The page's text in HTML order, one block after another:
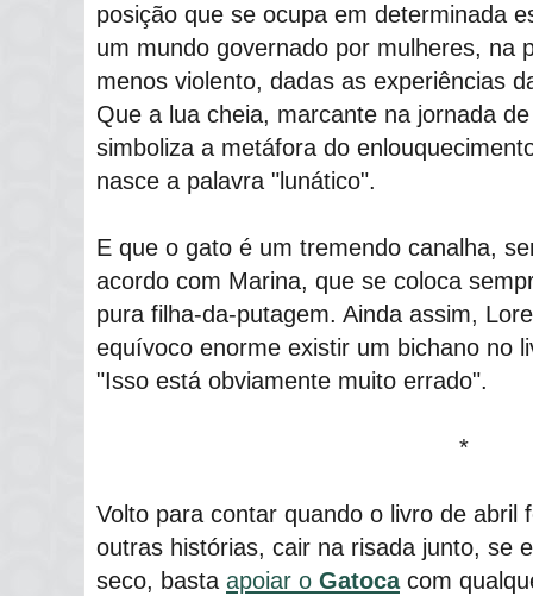
posição que se ocupa em determinada
um mundo governado por mulheres, na
menos violento, dadas as experiências
Que a lua cheia, marcante na jornada
simboliza a metáfora do
nasce a palavra "lunático".
E que o gato é um tremendo canalha,
acordo com Marina, que se coloca
pura filha-da-putagem. Ainda assim,
equívoco enorme existir um bichano no
"Isso está obviamente muito errado".
*
Volto para contar quando o livro de abril
outras histórias, cair na risada junto, se
seco, basta apoiar o Gatocacom